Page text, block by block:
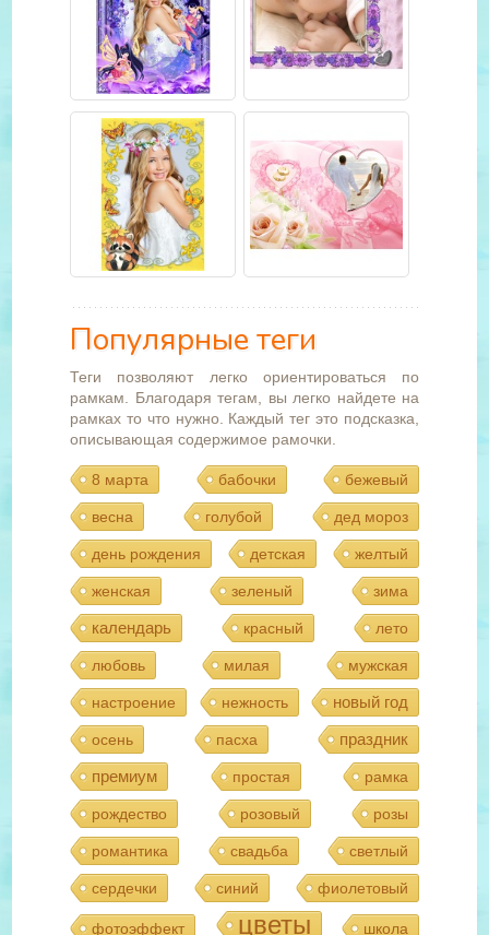
Популярные теги
Теги позволяют легко ориентироваться по
рамкам. Благодаря тегам, вы легко найдете на
рамках то что нужно. Каждый тег это подсказка,
описывающая содержимое рамочки.
8 марта бабочки бежевый
весна голубой дед мороз
день рождения детская желтый
женская зеленый зима
календарь красный лето
любовь милая мужская
настроение нежность новый год
осень пасха
праздник
премиум
простая рамка
рождество розовый розы
романтика свадьба светлый
сердечки синий фиолетовый
фотоэффект цветы школа